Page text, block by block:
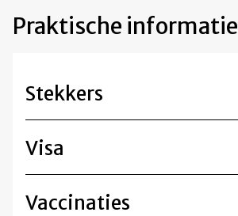
Praktische informatie
Stekkers
Visa
Vaccinaties